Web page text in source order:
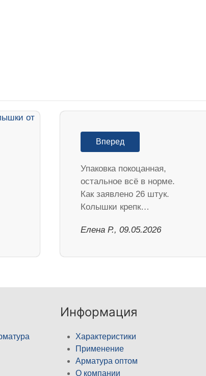
Вперед
Упаковка покоцанная,
остальное всё в норме.
Как заявлено 26 штук.
Колышки крепк…
Елена Р., 09.05.2026
Информация
Характеристики
Применение
Арматура оптом
О компании